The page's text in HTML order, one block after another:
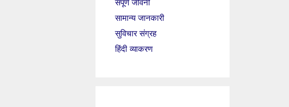
संपूर्ण जीवनी
सामान्य जानकारी
सुविचार संग्रह
हिंदी व्याकरण